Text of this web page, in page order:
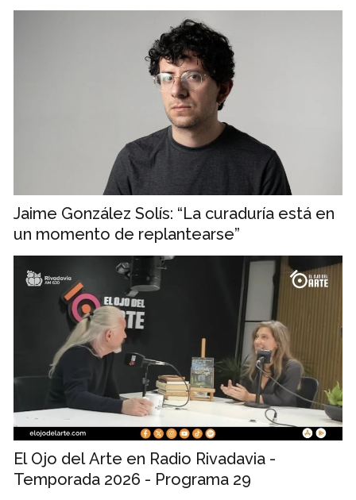
Jaime González Solís: “La curaduría está en
un momento de replantearse”
El Ojo del Arte en Radio Rivadavia -
Temporada 2026 - Programa 29